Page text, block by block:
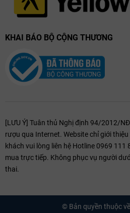
KHAI BÁO BỘ CỘNG THƯƠNG
[LƯU Ý] Tuân thủ Nghị định 94/2012/
rượu qua Internet. Website chỉ giới
khách vui lòng liên hệ Hotline 0969 111
mua trực tiếp. Không phục vụ người
thai.
© Bản quyền thuộc về